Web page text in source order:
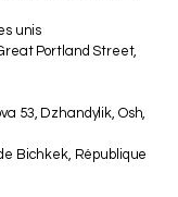
unis
Portland Street,
53, Dzhandylik, Osh,
Bichkek, République